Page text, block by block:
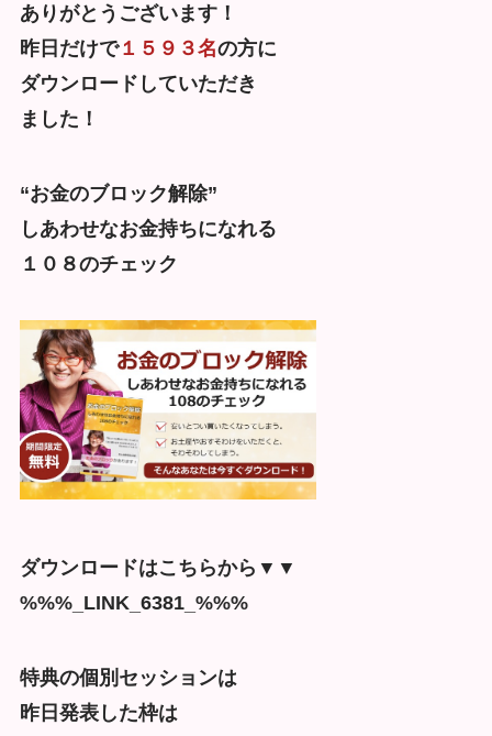
ありがとうございます！
昨日だけで１５９３名の方に
ダウンロードしていただき
ました！
“お金のブロック解除”
しあわせなお金持ちになれる
１０８のチェック
ダウンロードはこちらから▼▼
%%%_LINK_6381_%%%
特典の個別セッションは
昨日発表した枠は